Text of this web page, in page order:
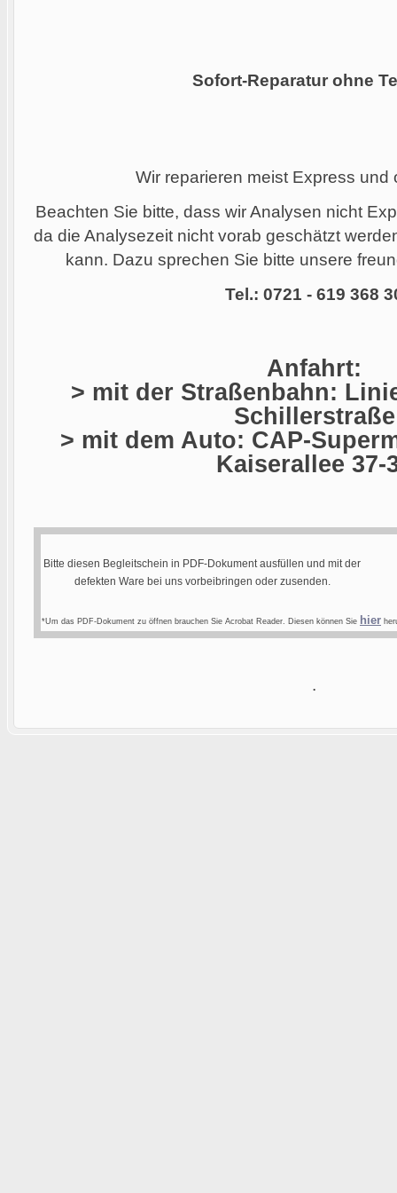
Sofort-Reparatur ohne
Wir reparieren meist Express und
Beachten Sie bitte, dass wir Analysen nicht
da die Analysezeit nicht vorab geschätzt
kann. Dazu sprechen Sie bitte unsere
Tel.: 0721 - 619 368
Anfahrt:
> mit der Straßenbahn:
Schillerstraße
> mit dem Auto: CAP-
Kaiserallee 37-
Bitte diesen Begleitschein in PDF-Dokument ausfüllen und mit der
defekten Ware bei uns vorbeibringen oder zusenden.
*Um das PDF-Dokument zu öffnen brauchen Sie Acrobat Reader. Diesen können Sie hier
.